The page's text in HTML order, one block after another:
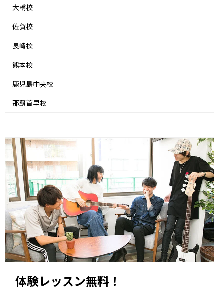
大橋校
佐賀校
長崎校
熊本校
鹿児島中央校
那覇首里校
体験レッスン無料！